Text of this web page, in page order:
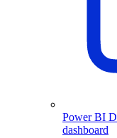
Power BI
dashboard